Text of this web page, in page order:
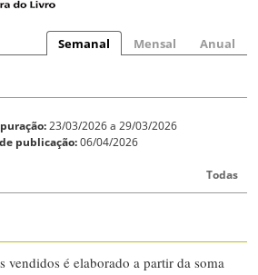
Semanal Mensal Anual
23/03/2026 a 29/03/2026
publicação:06/04/2026
Todas
é elaborado a partir da soma